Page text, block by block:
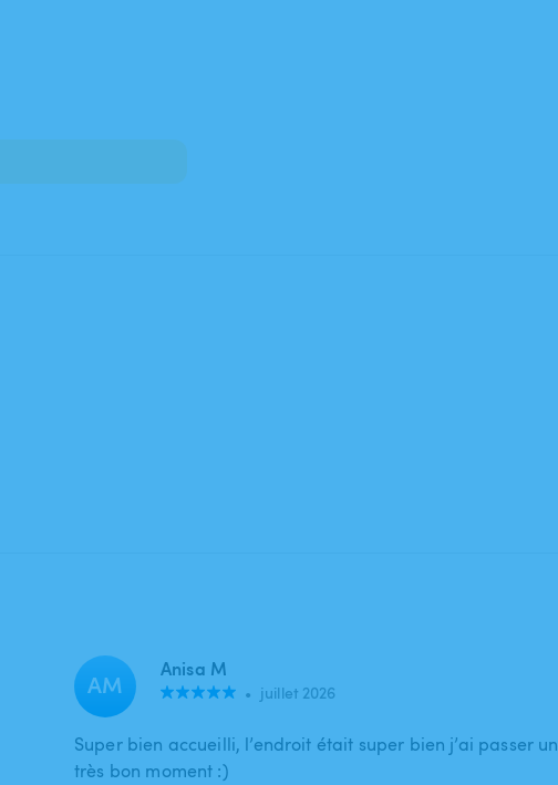
AM Anisa M
• juillet 2026
Super bien accueilli, l’endroit était super bien j’ai passer un
très bon moment :)